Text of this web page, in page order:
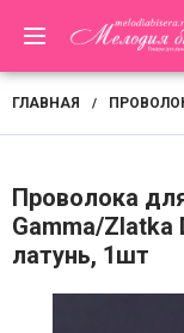
ГЛАВНАЯ /
Проволока
Gamma/Zlatka
латунь, 1шт